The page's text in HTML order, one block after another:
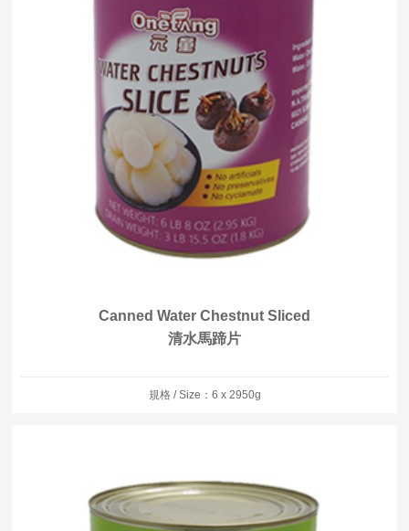
Canned Water Chestnut Sliced
清水馬蹄片
規格 / Size：6 x 2950g